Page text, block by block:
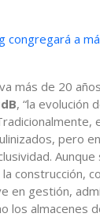
congregará a
más de 20
, “la evolución
pero
construcción,
en gestión,
los almacenes